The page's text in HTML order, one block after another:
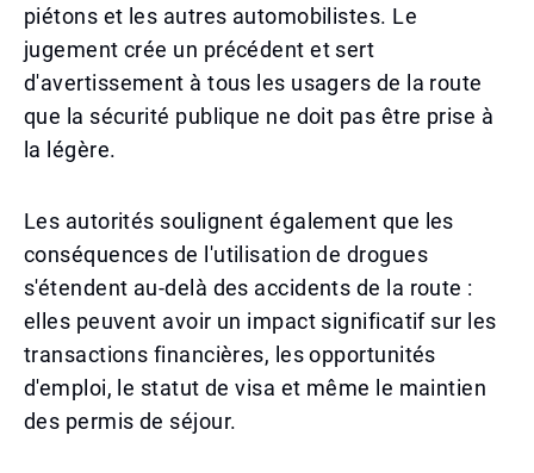
piétons et les autres automobilistes. Le
jugement crée un précédent et sert
d'avertissement à tous les usagers de la route
que la sécurité publique ne doit pas être prise à
la légère.
Les autorités soulignent également que les
conséquences de l'utilisation de drogues
s'étendent au-delà des accidents de la route :
elles peuvent avoir un impact significatif sur les
transactions financières, les opportunités
d'emploi, le statut de visa et même le maintien
des permis de séjour.